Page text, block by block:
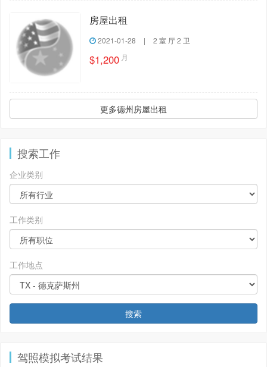
房屋出租
2021-01-28 | 2 室 厅 2 卫
$1,200 月
更多德州房屋出租
搜索工作
企业类别
工作类别
工作地点
搜索
驾照模拟考试结果